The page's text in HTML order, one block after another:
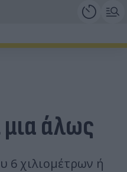
άλως
6 χιλιομέτρων ή